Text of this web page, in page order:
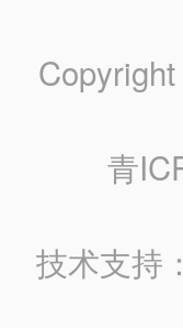
青
技术支持